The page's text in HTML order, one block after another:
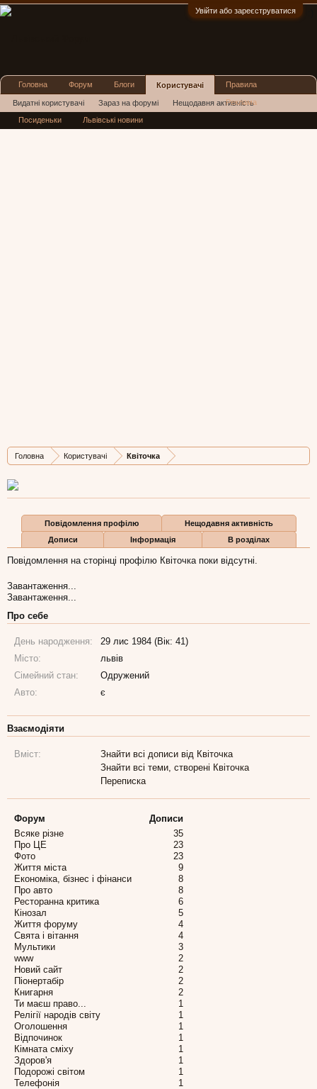
Увійти або зареєструватися
Головна Користувачі Квіточка
Дописів
148
Карма
539
Бали
0
Повідомлення профілю
Нещодавня активність
Дописи
Інформація В розділах
Повідомлення на сторінці профілю Квіточка поки відсутні.
Завантаження...
Завантаження...
Про себе
День народження:
29 лис 1984 (Вік: 41)
Місто:
львів
Сімейний стан:
Одружений
Авто:
є
Взаємодіяти
Вміст:
Знайти всі дописи від Квіточка
Знайти всі теми, створені Квіточка
Переписка
Форум
Дописи
Всяке різне
35
Про ЦЕ
23
Фото
23
Життя міста
9
Економіка, бізнес і фінанси
8
Про авто
8
Ресторанна критика
6
Кінозал
5
Життя форуму
4
Свята і вітання
4
Мультики
3
www
2
Новий сайт
2
Піонертабір
2
Книгарня
2
Ти маєш право...
1
Релігії народів світу
1
Оголошення
1
Відпочинок
1
Кімната сміху
1
Здоров'я
1
Подорожі світом
1
Телефонія
1
Головна Форум Блоги Користувачі
Видатні користувачі Зараз на форумі Нещодавня активність
Нові повідомлення профілю
Правила
Реклама
Посиденьки Львівські новини